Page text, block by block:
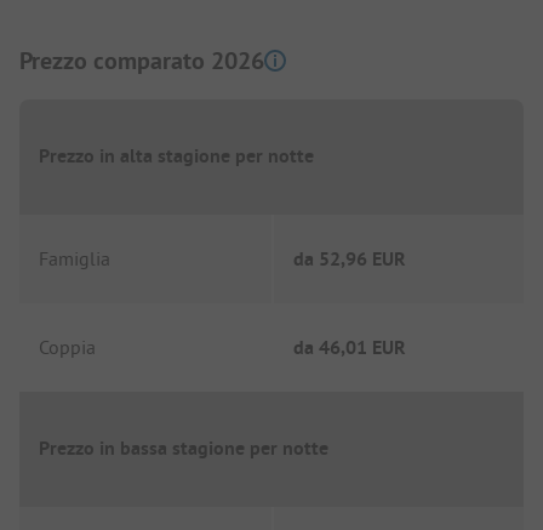
Prezzo comparato 2026
Prezzo in alta stagione per notte
Famiglia da 52,96 EUR
Coppia da 46,01 EUR
Prezzo in bassa stagione per notte